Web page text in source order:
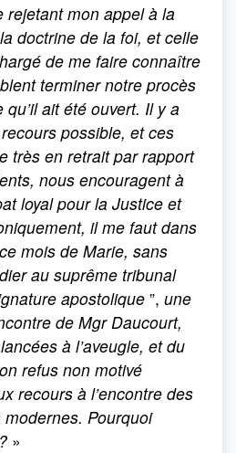
rejetant mon appel à la
doctrine de la foi, et celle
de me faire connaître
terminer notre procès
ait été ouvert. Il y a
possible, et ces
très en retrait par rapport
nous encouragent à
loyal pour la Justice et
il me faut dans
mois de Marie, sans
au suprême tribunal
apostolique ”, une
de Mgr Daucourt,
à l’aveugle, et du
refus non motivé
recours à l’encontre des
Pourquoi
»